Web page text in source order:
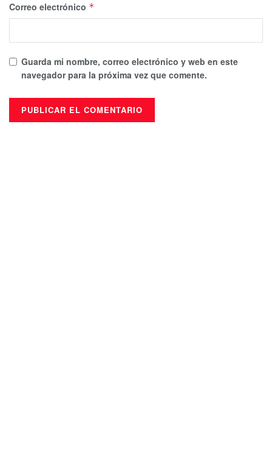
Correo electrónico *
Guarda mi nombre, correo electrónico y web en este
navegador para la próxima vez que comente.